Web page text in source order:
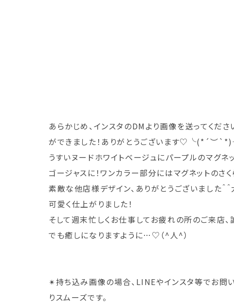
あらかじめ、インスタのDMより画像を送ってくだ
ができました！ありがとうございます
うすいヌードホワイトベージュにパープルのマグネ
ゴージャスに！ワンカラー部分にはマグネットのさ
素敵な他店様デザイン、ありがとうございました＾
可愛く仕上がりました！
そして週末忙しくお仕事してお疲れの所のご来店
でも癒しになりますように…♡（^人^）
✴︎持ち込み画像の場合、LINEやインスタ等でお問
りスムーズです。